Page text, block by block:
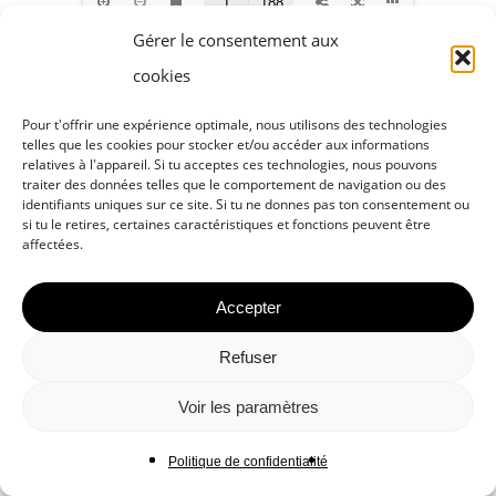
Gérer le consentement aux
cookies
Pour t'offrir une expérience optimale, nous utilisons des technologies
telles que les cookies pour stocker et/ou accéder aux informations
relatives à l'appareil. Si tu acceptes ces technologies, nous pouvons
traiter des données telles que le comportement de navigation ou des
identifiants uniques sur ce site. Si tu ne donnes pas ton consentement ou
si tu le retires, certaines caractéristiques et fonctions peuvent être
affectées.
Accepter
Refuser
Voir les paramètres
Politique de confidentialité